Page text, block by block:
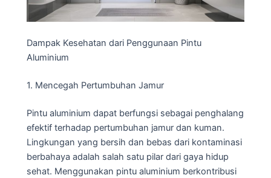
Dampak Kesehatan dari Penggunaan Pintu
Aluminium
1. Mencegah Pertumbuhan Jamur
Pintu aluminium dapat berfungsi sebagai penghalang
efektif terhadap pertumbuhan jamur dan kuman.
Lingkungan yang bersih dan bebas dari kontaminasi
berbahaya adalah salah satu pilar dari gaya hidup
sehat. Menggunakan pintu aluminium berkontribusi